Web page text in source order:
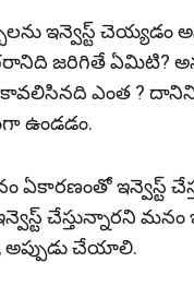
ఇన్వెస్ట్ చెయ్యడం
జరిగితే ఏమిటి?
ఎంత ? దానిని
ఉండ‌డం.
ఏకార‌ణంతో ఇన్వెస్ట్
చేస్తున్నారని
అప్పుడు చేయాలి.